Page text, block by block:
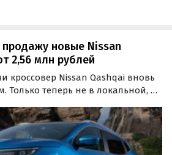
новые Nissan
2,56 млн рублей
кроссовер Nissan Qashqai вновь
Только теперь не в локальной, а
классифайдов сейчас
рублей, пишут «Автоновости